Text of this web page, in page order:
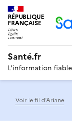
RÉPUBLIQUE
FRANÇAISE
Santé.fr
L'information
Voir le fil d’Ariane